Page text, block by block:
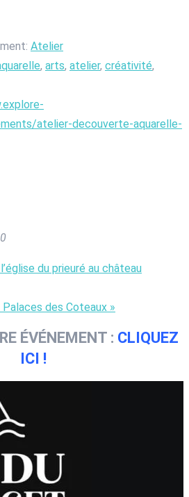
Atelier
, arts, atelier, créativité,
atelier-decouverte-aquarelle-
du prieuré au château
des Coteaux »
ÉVÉNEMENT : CLIQUEZ
ICI !